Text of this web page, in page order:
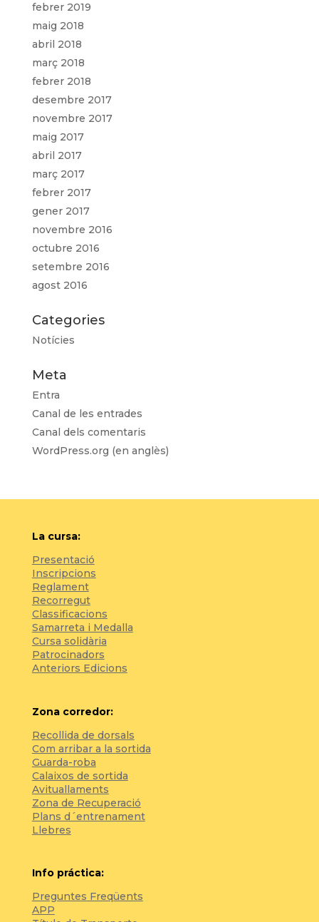
febrer 2019
maig 2018
abril 2018
març 2018
febrer 2018
desembre 2017
novembre 2017
maig 2017
abril 2017
març 2017
febrer 2017
gener 2017
novembre 2016
octubre 2016
setembre 2016
agost 2016
Categories
Notícies
Meta
Entra
Canal de les entrades
Canal dels comentaris
WordPress.org (en anglès)
La cursa:
Presentació
Inscripcions
Reglament
Recorregut
Classificacions
Samarreta i Medalla
Cursa solidària
Patrocinadors
Anteriors Edicions
Zona corredor:
Recollida de dorsals
Com arribar a la sortida
Guarda-roba
Calaixos de sortida
Avituallaments
Zona de Recuperació
Plans d´entrenament
Llebres
Info práctica:
Preguntes Freqüents
APP